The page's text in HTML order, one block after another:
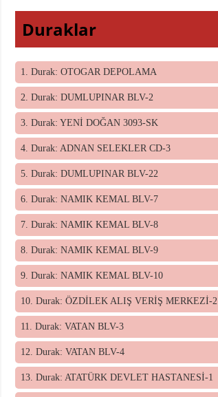
Duraklar
1. Durak: OTOGAR DEPOLAMA
2. Durak: DUMLUPINAR BLV-2
3. Durak: YENİ DOĞAN 3093-SK
4. Durak: ADNAN SELEKLER CD-3
5. Durak: DUMLUPINAR BLV-22
6. Durak: NAMIK KEMAL BLV-7
7. Durak: NAMIK KEMAL BLV-8
8. Durak: NAMIK KEMAL BLV-9
9. Durak: NAMIK KEMAL BLV-10
10. Durak: ÖZDİLEK ALIŞ VERİŞ MERKEZİ-2
11. Durak: VATAN BLV-3
12. Durak: VATAN BLV-4
13. Durak: ATATÜRK DEVLET HASTANESİ-1